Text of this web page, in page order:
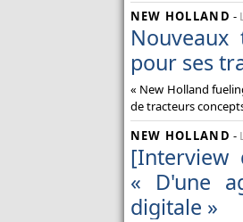
NEW HOLLAND -
pour ses
« New Holland
de tracteurs
NEW HOLLAND -
[Interview
« D'une
digitale »